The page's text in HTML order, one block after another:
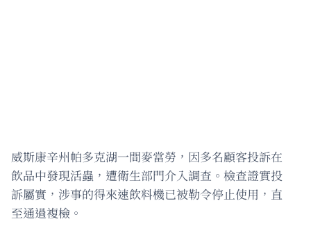
威斯康辛州帕多克湖一間麥當勞，因多名顧客投訴在
飲品中發現活蟲，遭衛生部門介入調查。檢查證實投
訴屬實，涉事的得來速飲料機已被勒令停止使用，直
至通過複檢。